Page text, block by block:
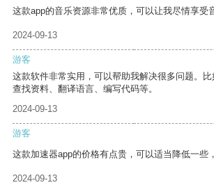
这款app的音乐资源非常优质，可以让我尽情享受
2024-09-13
游客
这款软件非常实用，可以帮助我解决很多问题。
查找资料、翻译语言、编写代码等。
2024-09-13
游客
这款加速器app的价格有点贵，可以适当降低一些
2024-09-13